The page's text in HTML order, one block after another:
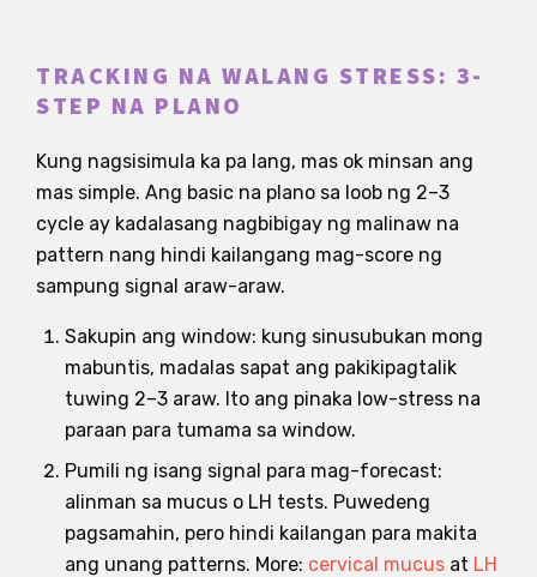
TRACKING NA WALANG STRESS: 3-
STEP NA PLANO
Kung nagsisimula ka pa lang, mas ok minsan ang
mas simple. Ang basic na plano sa loob ng 2–3
cycle ay kadalasang nagbibigay ng malinaw na
pattern nang hindi kailangang mag-score ng
sampung signal araw-araw.
Sakupin ang window: kung sinusubukan mong
mabuntis, madalas sapat ang pakikipagtalik
tuwing 2–3 araw. Ito ang pinaka low-stress na
paraan para tumama sa window.
Pumili ng isang signal para mag-forecast:
alinman sa mucus o LH tests. Puwedeng
pagsamahin, pero hindi kailangan para makita
ang unang patterns. More: cervical mucus at LH